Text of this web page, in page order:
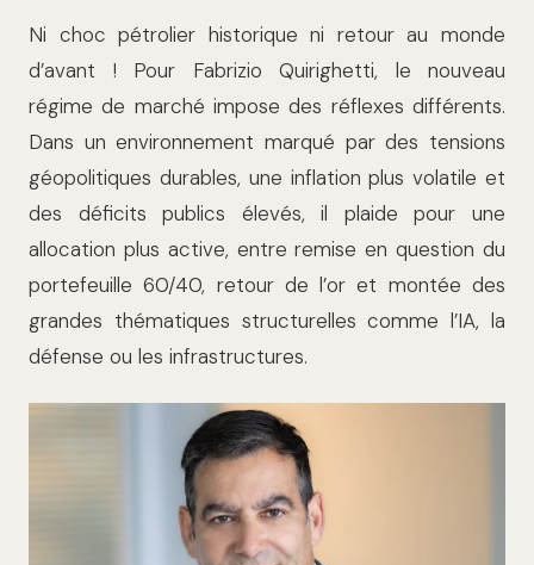
Ni choc pétrolier historique ni retour au monde
d’avant ! Pour Fabrizio Quirighetti, le nouveau
régime de marché impose des réflexes différents.
Dans un environnement marqué par des tensions
géopolitiques durables, une inflation plus volatile et
des déficits publics élevés, il plaide pour une
allocation plus active, entre remise en question du
portefeuille 60/40, retour de l’or et montée des
grandes thématiques structurelles comme l’IA, la
défense ou les infrastructures.